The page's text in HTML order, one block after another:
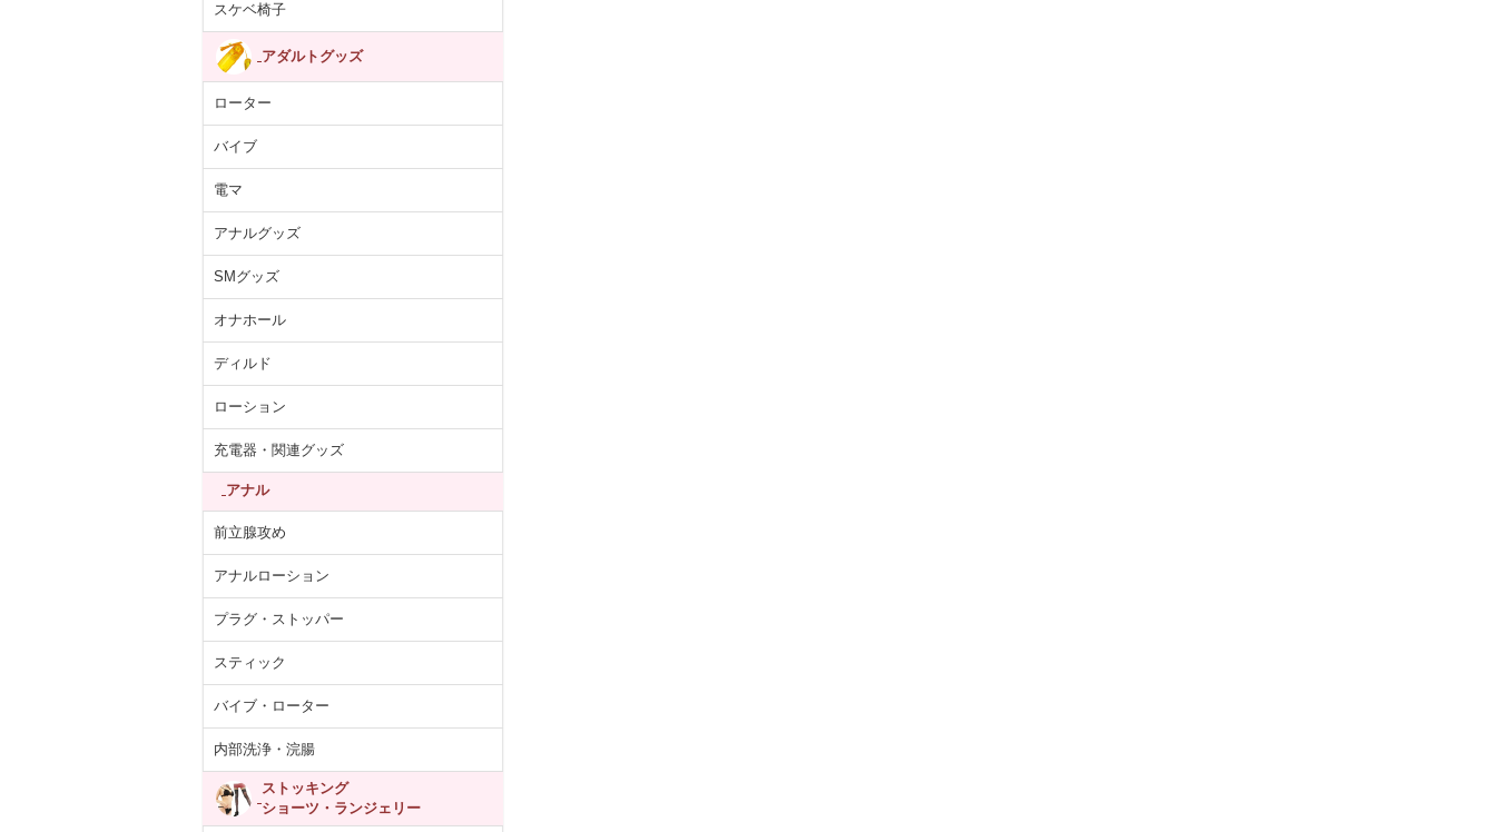
スケベ椅子
アダルトグッズ
ローター
バイブ
電マ
アナルグッズ
SMグッズ
オナホール
ディルド
ローション
充電器・関連グッズ
アナル
前立腺攻め
アナルローション
プラグ・ストッパー
スティック
バイブ・ローター
内部洗浄・浣腸
ストッキング
ショーツ・ランジェリー